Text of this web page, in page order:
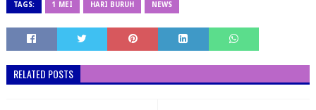
TAGS: 1 MEI HARI BURUH NEWS
RELATED POSTS